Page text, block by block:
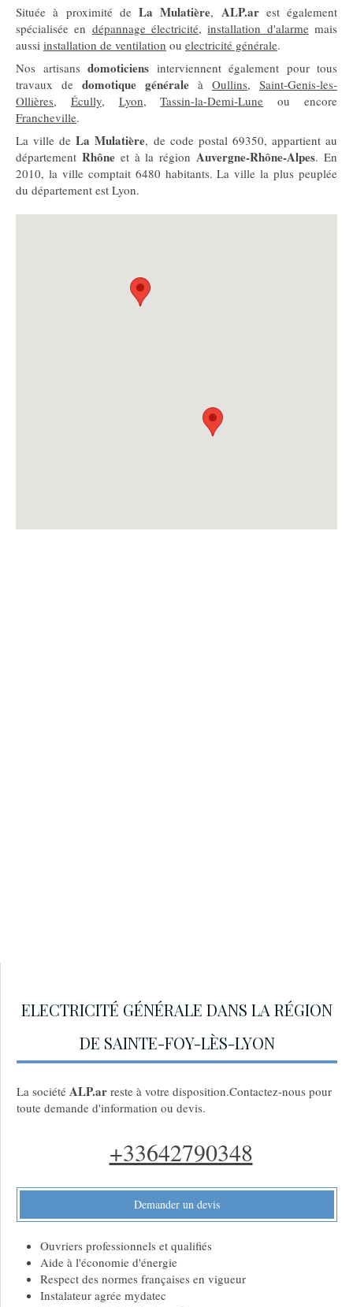
Située à proximité de La Mulatière, ALP.arest également
spécialisée en dépannage électricité,installation d'alarmemais
aussi installation de ventilation ou electricité générale.
Nos artisans domoticiens interviennent également pour tous
travaux de domotique générale à Oullins, Saint-Genis-les-
Ollières, Écully, Lyon,Tassin-la-Demi-Lune ou encore
Francheville.
La ville deLa Mulatière, de code postal 69350, appartient au
département Rhôneet à la régionAuvergne-Rhône-Alpes. En
2010, la ville comptait 6480 habitants. La ville la plus peuplée
du département est Lyon.
ELECTRICITÉ GÉNÉRALE DANS LA RÉGION
DE SAINTE-FOY-LÈS-LYON
La société ALP.ar reste à votre disposition.Contactez-nous pour
toute demande d'information ou devis.
+33642790348
Demander un devis
Ouvriers professionnels et qualifiés
Aide à l'économie d'énergie
Respect des normes françaises en vigueur
Instalateur agrée mydatec